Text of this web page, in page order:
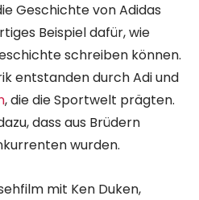
Geschichte von Adidas
Beispiel dafür, wie
schreiben können.
entstanden durch Adi und
, die die Sportwelt prägten.
dass aus Brüdern
wurden.
mit Ken Duken,